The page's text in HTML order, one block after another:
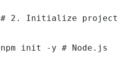
# 2. Initialize project
npm init -y # Node.js